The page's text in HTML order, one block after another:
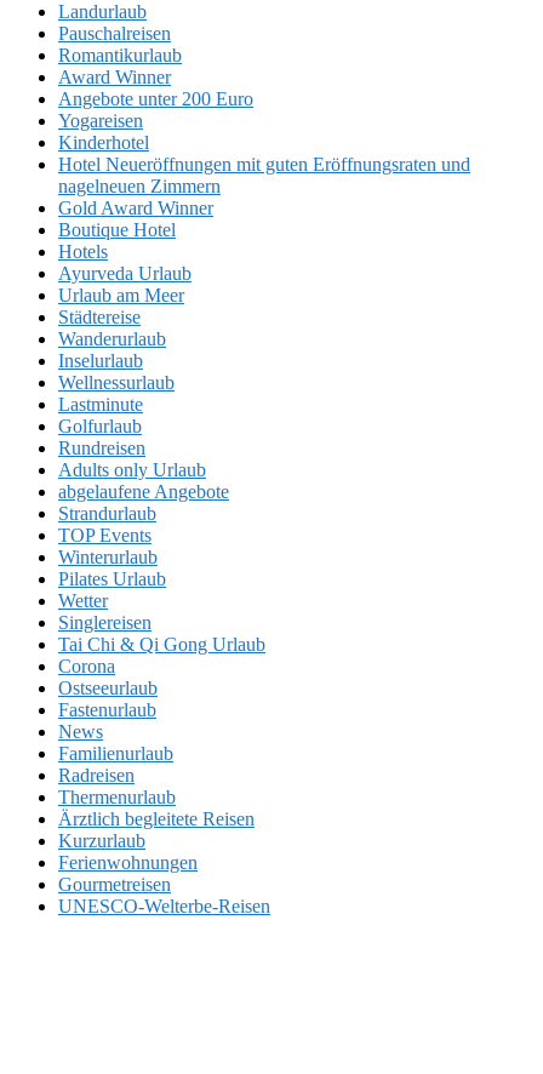
Landurlaub
Pauschalreisen
Romantikurlaub
Award Winner
Angebote unter 200 Euro
Yogareisen
Kinderhotel
Hotel Neueröffnungen mit guten Eröffnungsraten und
nagelneuen Zimmern
Gold Award Winner
Boutique Hotel
Hotels
Ayurveda Urlaub
Urlaub am Meer
Städtereise
Wanderurlaub
Inselurlaub
Wellnessurlaub
Lastminute
Golfurlaub
Rundreisen
Adults only Urlaub
abgelaufene Angebote
Strandurlaub
TOP Events
Winterurlaub
Pilates Urlaub
Wetter
Singlereisen
Tai Chi & Qi Gong Urlaub
Corona
Ostseeurlaub
Fastenurlaub
News
Familienurlaub
Radreisen
Thermenurlaub
Ärztlich begleitete Reisen
Kurzurlaub
Ferienwohnungen
Gourmetreisen
UNESCO-Welterbe-Reisen